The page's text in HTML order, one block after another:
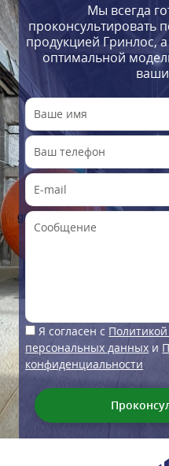
Мы всегда
проконсультировать
продукцией Гринлос,
оптимальной
Я согласен с
персональных данных и
конфиденциальности